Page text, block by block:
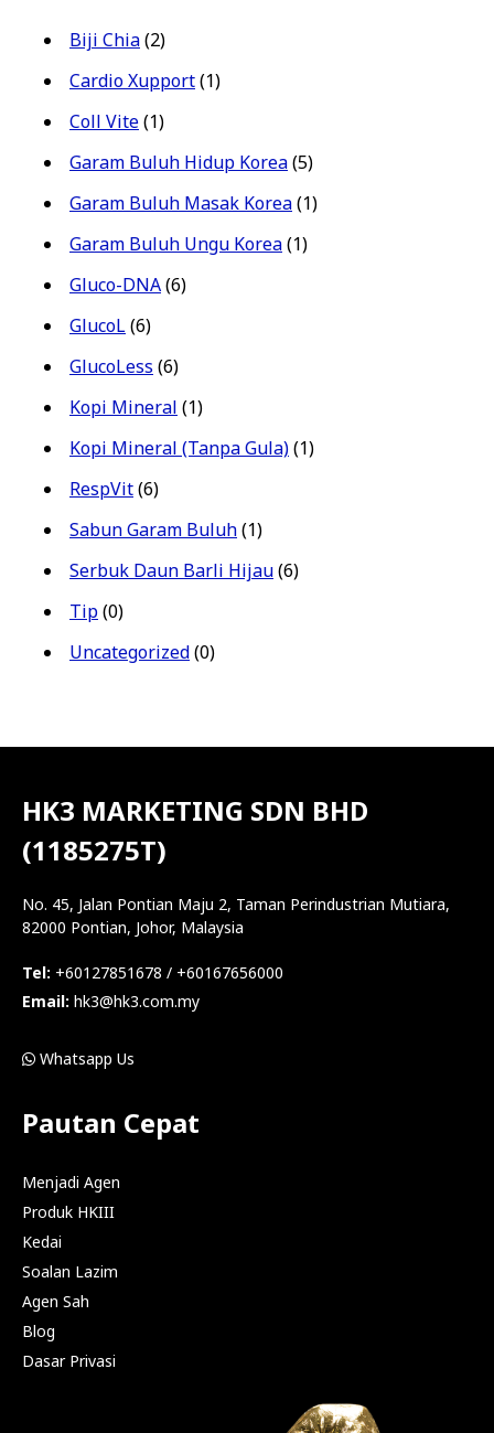
Biji Chia(2)
Cardio Xupport(1)
Coll Vite(1)
Garam Buluh Hidup Korea(5)
Garam Buluh Masak Korea(1)
Garam Buluh Ungu Korea(1)
Gluco-DNA(6)
GlucoL(6)
GlucoLess (6)
Kopi Mineral (1)
Kopi Mineral (Tanpa Gula)(1)
RespVit(6)
Sabun Garam Buluh(1)
Serbuk Daun Barli Hijau(6)
Tip(0)
Uncategorized(0)
HK3 MARKETING SDN BHD
(1185275T)
No. 45, Jalan Pontian Maju 2, Taman Perindustrian Mutiara,
82000 Pontian, Johor, Malaysia
Tel: +60127851678 / +60167656000
Email: hk3@hk3.com.my
Whatsapp Us
Pautan Cepat
Menjadi Agen
Produk HKIII
Kedai
Soalan Lazim
Agen Sah
Blog
Dasar Privasi